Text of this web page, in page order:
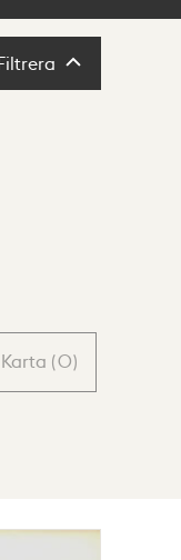
Filtrera
Karta (0)